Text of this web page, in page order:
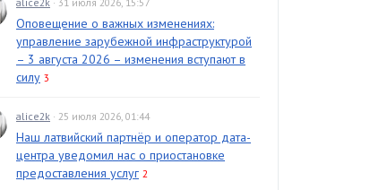
Оповещение о важных изменениях:
управление зарубежной инфраструктурой
– 3 августа 2026 – изменения вступают в
силу 3
alice2k · 25 июля 2026, 01:44
Наш латвийский партнёр и оператор дата-
центра уведомил нас о приостановке
предоставления услуг 2